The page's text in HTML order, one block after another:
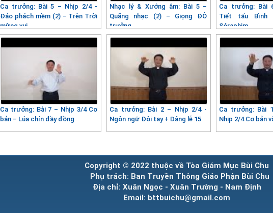
Ca trưởng: Bài 5 – Nhịp 2/4 -
Đảo phách mềm (2) – Trên Trời
mừng vui
Nhạc lý & Xướng âm: Bài 5 –
Quãng nhạc (2) – Giọng ĐÔ
trưởng
Ca trưởng: Bài
Tiết tấu
Séraphim
Ca trưởng: Bài 7 – Nhịp 3/4 Cơ
bản – Lúa chín đầy đồng
Ca trưởng: Bài 2 – Nhịp 2/4 -
Ngôn ngữ Đôi tay + Dâng lễ 15
Ca trưởng: Bài
Nhịp 2/4 Cơ bản
Copyright © 2022 thuộc về Tòa Giám Mục Bùi Chu
Phụ trách: Ban Truyền Thông Giáo Phận Bùi Chu
Địa chỉ: Xuân Ngọc - Xuân Trường - Nam Định
Email: bttbuichu@gmail.com